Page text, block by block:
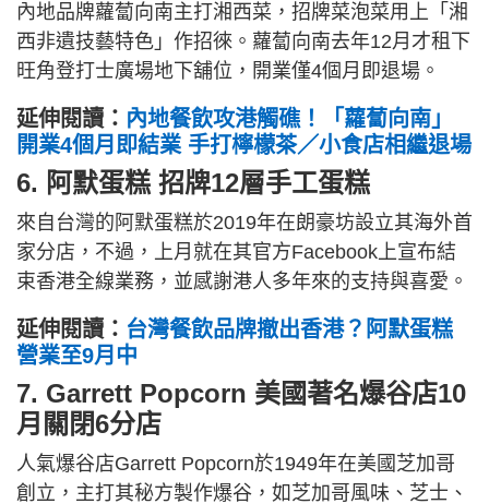
內地品牌蘿蔔向南主打湘西菜，招牌菜泡菜用上「湘
西非遺技藝特色」作招徠。蘿蔔向南去年12月才租下
旺角登打士廣場地下舖位，開業僅4個月即退場。
延伸閱讀： 內地餐飲攻港觸礁！「蘿蔔向南」
開業4個月即結業 手打檸檬茶／小食店相繼退場
6. 阿默蛋糕 招牌12層手工蛋糕
來自台灣的阿默蛋糕於2019年在朗豪坊設立其海外首
家分店，不過，上月就在其官方Facebook上宣布結
束香港全線業務，並感謝港人多年來的支持與喜愛。
延伸閱讀： 台灣餐飲品牌撤出香港？阿默蛋糕
營業至9月中
7. Garrett Popcorn 美國著名爆谷店10
月關閉6分店
人氣爆谷店Garrett Popcorn於1949年在美國芝加哥
創立，主打其秘方製作爆谷，如芝加哥風味、芝士、